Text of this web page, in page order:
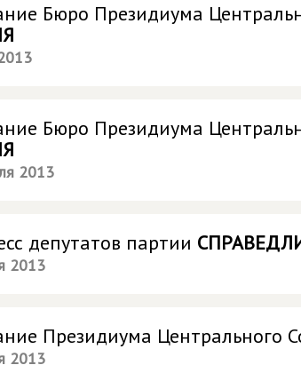
Бюро Президиума
Бюро Президиума
2013
депутатов партии
2013
Президиума Центрального
2013